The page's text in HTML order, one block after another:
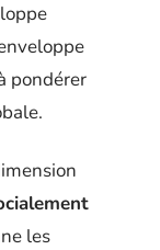
pondérer
les